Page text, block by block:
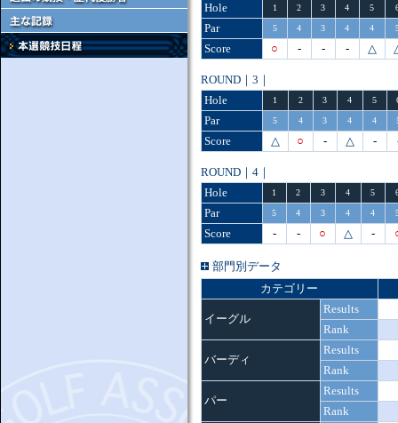
Hole
1 2 3 4 5
Par 5 4 3 4 4
Score ○ - - - △
ROUND｜3｜
Hole
1 2 3 4 5
Par 5 4 3 4 4
Score △ ○ - △ -
ROUND｜4｜
Hole
1 2 3 4 5
Par 5 4 3 4 4
Score - - ○ △ -
部門別データ
カテゴリー
イーグル
Results
Rank
バーディ
Results
Rank
パー
Results
Rank